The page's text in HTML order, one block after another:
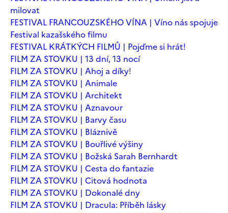
milovat
FESTIVAL FRANCOUZSKÉHO VÍNA | Víno nás spojuje
Festival kazašského filmu
FESTIVAL KRÁTKÝCH FILMŮ | Pojďme si hrát!
FILM ZA STOVKU | 13 dní, 13 nocí
FILM ZA STOVKU | Ahoj a díky!
FILM ZA STOVKU | Animale
FILM ZA STOVKU | Architekt
FILM ZA STOVKU | Aznavour
FILM ZA STOVKU | Barvy času
FILM ZA STOVKU | Bláznivě
FILM ZA STOVKU | Bouřlivé výšiny
FILM ZA STOVKU | Božská Sarah Bernhardt
FILM ZA STOVKU | Cesta do fantazie
FILM ZA STOVKU | Citová hodnota
FILM ZA STOVKU | Dokonalé dny
FILM ZA STOVKU | Dracula: Příběh lásky